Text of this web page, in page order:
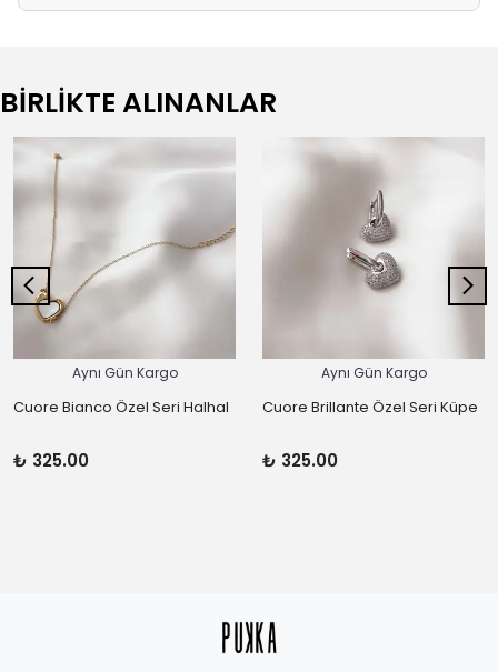
BİRLİKTE ALINANLAR
Aynı Gün Kargo
Cuore Bianco Özel Seri Halhal
₺ 325.00
Aynı Gün Kargo
Cuore Brillante Özel Seri Küpe
₺ 325.00